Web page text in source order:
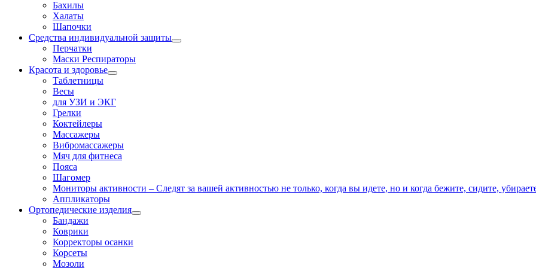
Бахилы
Халаты
Шапочки
Средства индивидуальной защиты
Перчатки
Маски Респираторы
Красота и здоровье
Таблетницы
Весы
для УЗИ и ЭКГ
Грелки
Коктейлеры
Массажеры
Вибромассажеры
Мяч для фитнеса
Пояса
Шагомер
Мониторы активности – Следят за вашей активностью не только, когда вы идете, но и когда бежите, сидите,
Аппликаторы
Ортопедические изделия
Бандажи
Коврики
Корректоры осанки
Корсеты
Мозоли